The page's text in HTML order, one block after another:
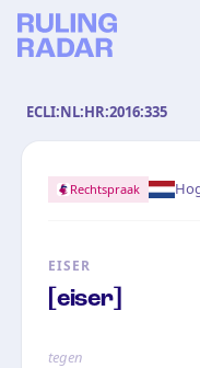
ECLI:NL:HR:2016:335
Rechtspraak
EISER
[eiser]
tegen